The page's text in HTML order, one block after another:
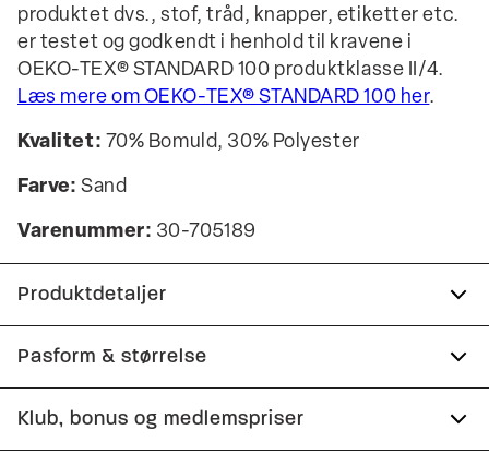
produktet dvs., stof, tråd, knapper, etiketter etc.
er testet og godkendt i henhold til kravene i
OEKO-TEX® STANDARD 100 produktklasse II/4.
Læs mere om OEKO-TEX® STANDARD 100 her.
Kvalitet: 70% Bomuld, 30% Polyester
Farve: Sand
Varenummer: 30-705189
Produktdetaljer
Raglanærmer.
Trøjen har ribstrik nederst på ærmerne samt på
trøjens nederste kant.
Pasform & størrelse
Fit:Relaxed fit
Klub, bonus og medlemspriser